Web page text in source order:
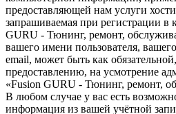
предоставляющей нам услуги
запрашиваемая при регистрации в
GURU - Тюнинг, ремонт,
вашего имени пользователя,
email, может быть как
предоставлению, на усмотрение
«Fusion GURU - Тюнинг, ремонт,
В любом случае у вас есть
информация из вашей учётной